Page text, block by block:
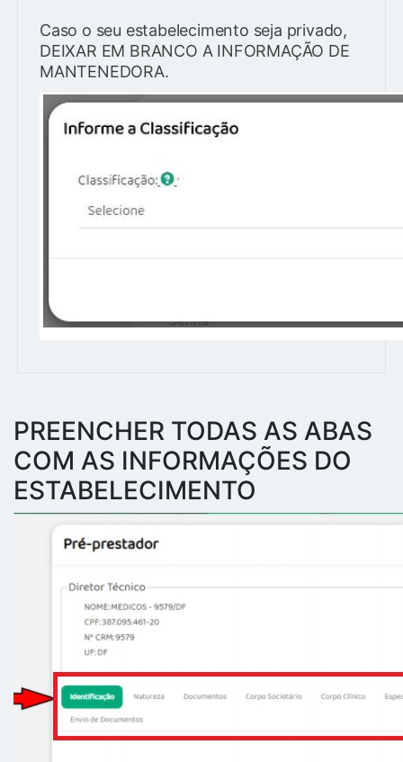
Caso o seu estabelecimento seja privado,
DEIXAR EM BRANCO A INFORMAÇÃO DE
MANTENEDORA.
PREENCHER TODAS AS ABAS
COM AS INFORMAÇÕES DO
ESTABELECIMENTO